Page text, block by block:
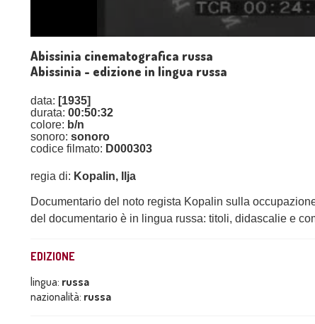
Abissinia cinematografica russa
Abissinia - edizione in lingua russa
data: [1935]
durata: 00:50:32
colore: b/n
sonoro: sonoro
codice filmato: D000303
regia di: Kopalin, Ilja
Documentario del noto regista Kopalin sulla
del documentario è in lingua russa: titoli, didascalie e
EDIZIONE
lingua: russa
nazionalità: russa